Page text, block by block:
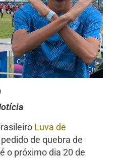
Luva de
de quebra de
o próximo dia 20 de